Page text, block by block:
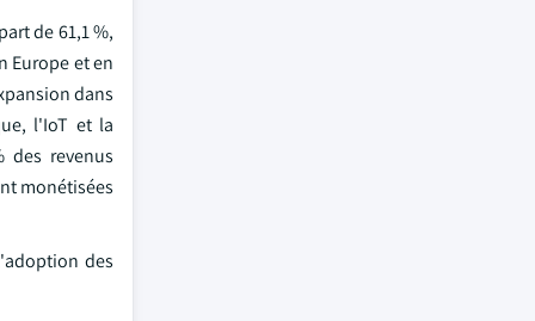
de 61,1 %,
Europe et en
dans
l'IoT et la
des revenus
monétisées
des